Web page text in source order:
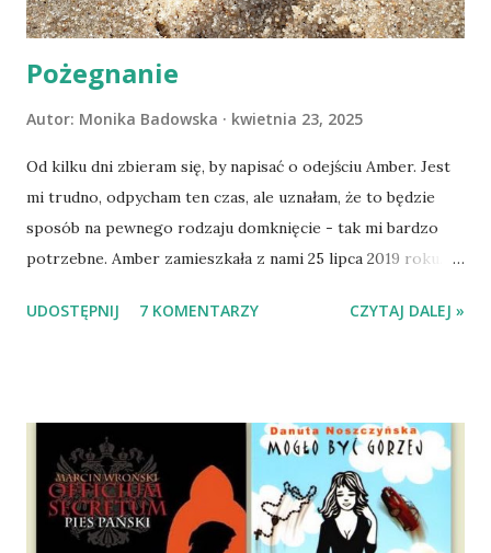
Pożegnanie
Autor: Monika Badowska kwietnia 23, 2025
Od kilku dni zbieram się, by napisać o odejściu Amber. Jest
mi trudno, odpycham ten czas, ale uznałam, że to będzie
sposób na pewnego rodzaju domknięcie - tak mi bardzo
potrzebne. Amber zamieszkała z nami 25 lipca 2019 roku.
Mazowieckim, pojechaliśmy na wizytę zapoznawczą, a kilka
wspólnego życia przeczytacie TUTAJ i TUTAJ . Gdy już
nieco okrzepliśmy w codzienności z psem, a Amber - z
ludźmi i kotami, pojawił się pomysł na wspólny jesienny
wyjazd w Beskid Niski. Zanim to jednak się stało psica miała
UDOSTĘPNIJ 7 KOMENTARZY CZYTAJ DALEJ »